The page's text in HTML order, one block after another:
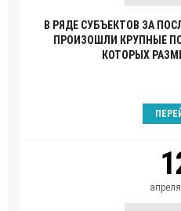
В РЯДЕ СУБЪЕКТОВ ЗА
ПРОИЗОШЛИ КРУПНЫЕ
КОТОРЫХ